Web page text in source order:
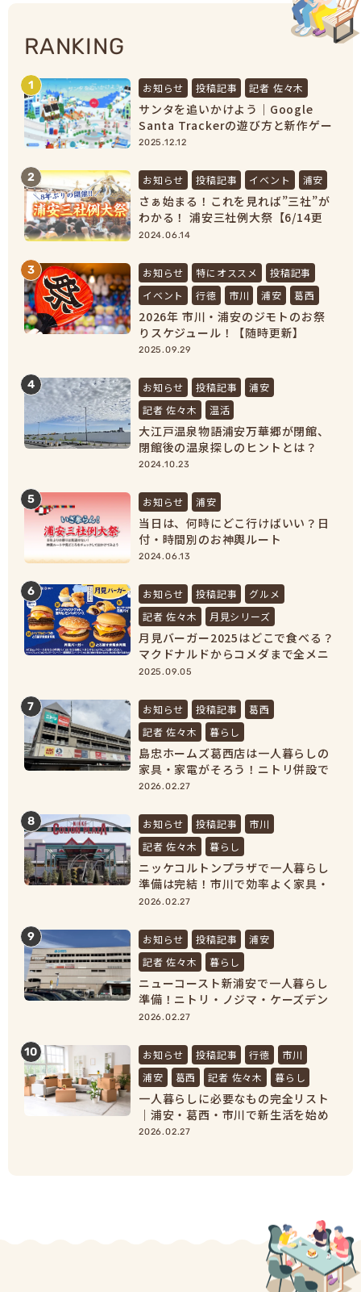
RANKING
1 お知らせ 投稿記事 記者 佐々木
サンタを追いかけよう｜Google
Santa Trackerの遊び方と新作ゲー
ムまとめ【2025最新】
2025.12.12
2 お知らせ 投稿記事 イベント 浦安
さぁ始まる！これを見れば”三社”が
わかる！ 浦安三社例大祭【6/14更
新】
2024.06.14
3 お知らせ 特にオススメ
投稿記事
イベント
行徳 市川 浦安 葛西
2026年 市川・浦安のジモトのお祭
りスケジュール！【随時更新】
2025.09.29
4 お知らせ 投稿記事
浦安
記者 佐々木
温活
大江戸温泉物語浦安万華郷が閉館、
閉館後の温泉探しのヒントとは？
【浦安市民必見！】
2024.10.23
5 お知らせ 浦安
当日は、何時にどこ行けばいい？日
付・時間別のお神輿ルート
2024.06.13
6 お知らせ 投稿記事
グルメ
記者 佐々木
月見シリーズ
月見バーガー2025はどこで食べる？
マクドナルドからコメダまで全メニ
ュー紹介！
2025.09.05
7 お知らせ 投稿記事
葛西
記者 佐々木
暮らし
島忠ホームズ葛西店は一人暮らしの
家具・家電がそろう！ニトリ併設で
新生活準備が完結
2026.02.27
8 お知らせ 投稿記事
市川
記者 佐々木
暮らし
ニッケコルトンプラザで一人暮らし
準備は完結！市川で効率よく家具・
家電をそろえよう！
2026.02.27
9 お知らせ 投稿記事
浦安
記者 佐々木
暮らし
ニューコースト新浦安で一人暮らし
準備！ニトリ・ノジマ・ケーズデン
キで家具家電をまとめ買い
2026.02.27
10 お知らせ 投稿記事 行徳
市川
浦安
葛西 記者 佐々木 暮らし
一人暮らしに必要なもの完全リスト
｜浦安・葛西・市川で新生活を始め
る人向け準備ガイド
2026.02.27